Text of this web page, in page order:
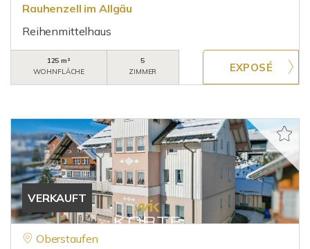
Rauhenzell im Allgäu
Reihenmittelhaus
125 m²
WOHNFLÄCHE
5
ZIMMER
VERKAUFT
Oberstaufen